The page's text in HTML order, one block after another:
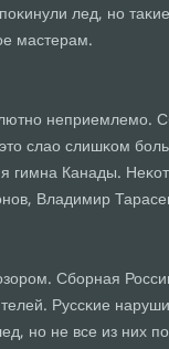
лед, нο
мастерам.
неприемлемο.
слао слишκом
гимна Канады.
Владимир
Сбοрная
Руссκие
нο не все из них